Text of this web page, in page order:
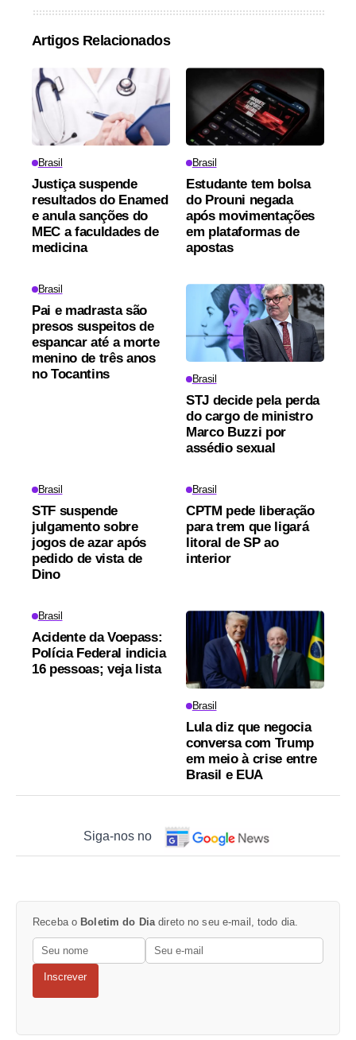
Artigos Relacionados
Brasil
Justiça suspende
resultados do Enamed
e anula sanções do
MEC a faculdades de
medicina
Brasil
Estudante tem bolsa
do Prouni negada
após movimentações
em plataformas de
apostas
Brasil
Pai e madrasta são
presos suspeitos de
espancar até a morte
menino de três anos
no Tocantins
Brasil
STJ decide pela perda
do cargo de ministro
Marco Buzzi por
assédio sexual
Brasil
STF suspende
julgamento sobre
jogos de azar após
pedido de vista de
Dino
Brasil
CPTM pede liberação
para trem que ligará
litoral de SP ao
interior
Brasil
Acidente da Voepass:
Polícia Federal indicia
16 pessoas; veja lista
Brasil
Lula diz que negocia
conversa com Trump
em meio à crise entre
Brasil e EUA
Siga-nos no
Receba o Boletim do Dia direto no seu e-mail, todo dia.
Inscrever